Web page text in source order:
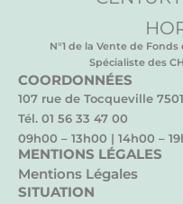
N°1 de la Vente de
Spécialiste des
COORDONNÉES
107 rue de Tocqueville
Tél. 01 56 33 47 00
09h00 – 13h00 | 14h00 –
MENTIONS LÉGALES
Mentions Légales
SITUATION